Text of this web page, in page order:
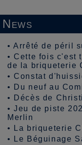
News
•Arrêté de péril
• Cette fois c'est
de la briqueterie
• Constat
•
Du neuf au
•
Décès de
•Jeu de piste
Merlin
•
La briqueterie
•
Le Béguinage